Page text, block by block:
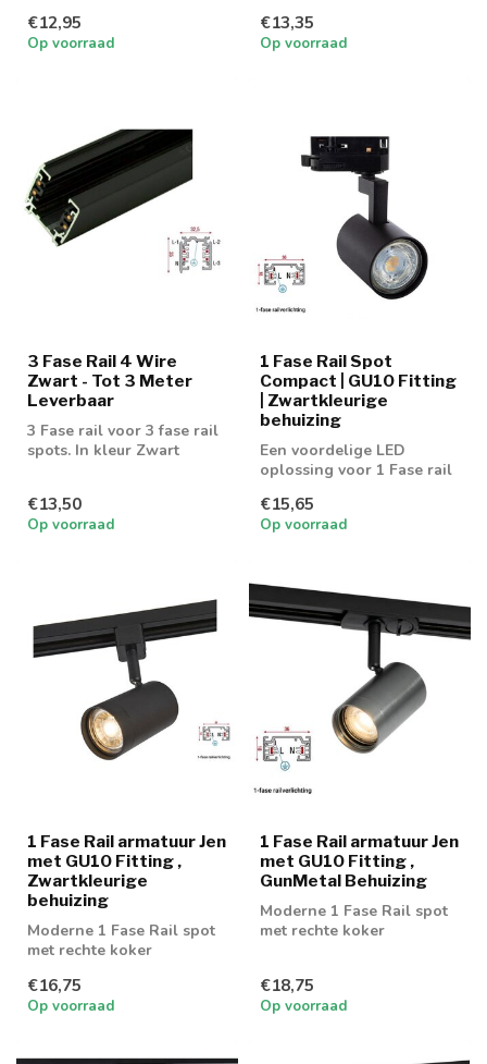
GU10 spot
€12,95
Op voorraad
€13,35
Op voorraad
3 Fase Rail 4 Wire
Zwart - Tot 3 Meter
Leverbaar
3 Fase rail voor 3 fase rail
spots. In kleur Zwart
€13,50
Op voorraad
1 Fase Rail Spot
Compact | GU10 Fitting
| Zwartkleurige
behuizing
Een voordelige LED
oplossing voor 1 Fase rail
GU10 spot
€15,65
Op voorraad
1 Fase Rail armatuur Jen
met GU10 Fitting ,
Zwartkleurige
behuizing
Moderne 1 Fase Rail spot
met rechte koker
€16,75
Op voorraad
1 Fase Rail armatuur Jen
met GU10 Fitting ,
GunMetal Behuizing
Moderne 1 Fase Rail spot
met rechte koker
€18,75
Op voorraad